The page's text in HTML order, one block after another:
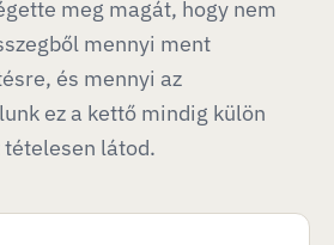
meg magát, hogy nem
mennyi ment
és mennyi az
ez a kettő mindig külön
látod.